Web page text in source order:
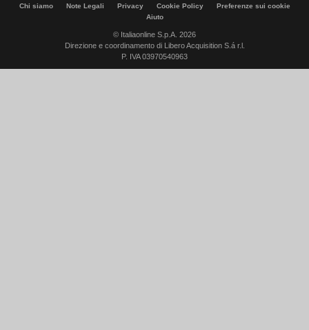
Chi siamo Note Legali Privacy Cookie Policy
Preferenze sui cookie
Aiuto
© Italiaonline S.p.A. 2026
Direzione e coordinamento di Libero Acquisition S.á r.l.
P. IVA 03970540963